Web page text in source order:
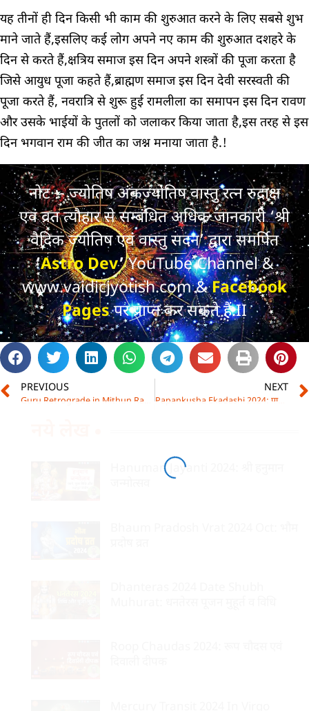
यह तीनों ही दिन किसी भी काम की शुरुआत करने के लिए सबसे शुभ
माने जाते हैं,इसलिए कई लोग अपने नए काम की शुरुआत दशहरे के
दिन से करते हैं,क्षत्रिय समाज इस दिन अपने शस्त्रों की पूजा करता है
जिसे आयुध पूजा कहते हैं,ब्राह्मण समाज इस दिन देवी सरस्वती की
पूजा करते हैं, नवरात्रि से शुरू हुई रामलीला का समापन इस दिन रावण
और उसके भाईयों के पुतलों को जलाकर किया जाता है,इस तरह से इस
दिन भगवान राम की जीत का जश्न मनाया जाता है.!
नोट :- ज्योतिष अंकज्योतिष वास्तु रत्न रुद्राक्ष
एवं व्रत त्यौहार से सम्बंधित अधिक जानकारी ‘श्री
वैदिक ज्योतिष एवं वास्तु सदन’ द्वारा समर्पित
‘Astro Dev’YouTube Channel &
www.vaidicjyotish.com &Facebook
Pages पर प्राप्त कर सकते हैं.II
PREVIOUS NEXT
Papankusha Ekadashi 2024: पापाकुंशा एकादशी 2024
Hanuman Jayanti 2024: श्री हनुमान